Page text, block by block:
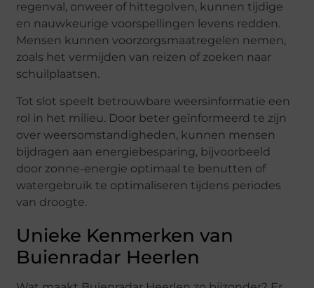
regenval, onweer of hittegolven, kunnen tijdige
en nauwkeurige voorspellingen levens redden.
Mensen kunnen voorzorgsmaatregelen nemen,
zoals het vermijden van reizen of zoeken naar
schuilplaatsen.
Tot slot speelt betrouwbare weersinformatie een
rol in het milieu. Door beter geïnformeerd te zijn
over weersomstandigheden, kunnen mensen
bijdragen aan energiebesparing, bijvoorbeeld
door zonne-energie optimaal te benutten of
watergebruik te optimaliseren tijdens periodes
van droogte.
Unieke Kenmerken van
Buienradar Heerlen